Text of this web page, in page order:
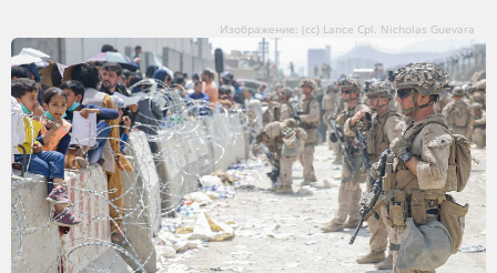
Изображение: (сс) Lance Cpl. Nicholas Guevara